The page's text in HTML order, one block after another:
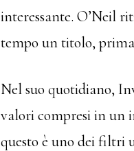
interessante. O’Neil
tempo un titolo,
Nel suo quotidiano,
valori compresi in un
questo è uno dei filtri